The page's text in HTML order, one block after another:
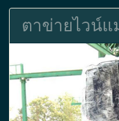
ตาข่ายไวน์แ